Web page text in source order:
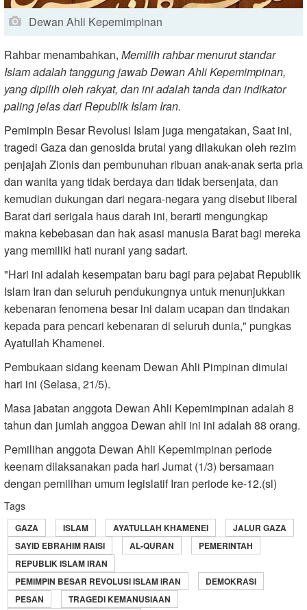
Dewan Ahli Kepemimpinan
Rahbar menambahkan, Memilih rahbar menurut standar
Islam adalah tanggung jawab Dewan Ahli Kepemimpinan,
yang dipilih oleh rakyat, dan ini adalah tanda dan indikator
paling jelas dari Republik Islam Iran.
Pemimpin Besar Revolusi Islam juga mengatakan, Saat ini,
tragedi Gaza dan genosida brutal yang dilakukan oleh rezim
penjajah Zionis dan pembunuhan ribuan anak-anak serta pria
dan wanita yang tidak berdaya dan tidak bersenjata, dan
kemudian dukungan dari negara-negara yang disebut liberal
Barat dari serigala haus darah ini, berarti mengungkap
makna kebebasan dan hak asasi manusia Barat bagi mereka
yang memiliki hati nurani yang sadart.
"Hari ini adalah kesempatan baru bagi para pejabat Republik
Islam Iran dan seluruh pendukungnya untuk menunjukkan
kebenaran fenomena besar ini dalam ucapan dan tindakan
kepada para pencari kebenaran di seluruh dunia," pungkas
Ayatullah Khamenei.
Pembukaan sidang keenam Dewan Ahli Pimpinan dimulai
hari ini (Selasa, 21/5).
Masa jabatan anggota Dewan Ahli Kepemimpinan adalah 8
tahun dan jumlah anggoa Dewan ahli ini ini adalah 88 orang.
Pemilihan anggota Dewan Ahli Kepemimpinan periode
keenam dilaksanakan pada hari Jumat (1/3) bersamaan
dengan pemilihan umum legislatif Iran periode ke-12.(sl)
Tags
GAZA ISLAM AYATULLAH KHAMENEI
JALUR GAZA
SAYID EBRAHIM RAISI
AL-QURAN
PEMERINTAH
REPUBLIK ISLAM IRAN
PEMIMPIN BESAR REVOLUSI ISLAM IRAN
DEMOKRASI
PESAN
TRAGEDI KEMANUSIAAN